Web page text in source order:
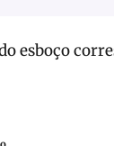
esboço